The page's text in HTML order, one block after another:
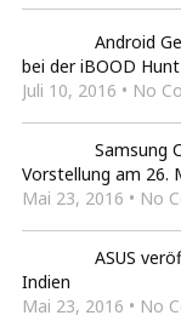
Android
bei der iBOOD Hunt
Juli 10, 2016 • No
Samsung
Vorstellung am 26.
Mai 23, 2016 • No
ASUS
Indien
Mai 23, 2016 • No